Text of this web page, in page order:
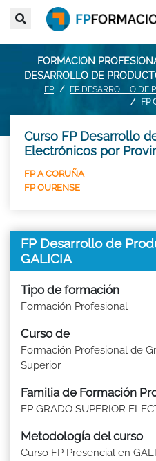
FORMACION
DESARROLLO DE
FP
FP DESARROLLO DE
FP
Curso FP Desarrollo
Electrónicos por
FP A CORUÑA
FP OURENSE
FP Desarrollo de
GALICIA
Tipo de formación
Formación Profesional
Curso de
Formación Profesional de
Superior
Familia de Formación
FP GRADO SUPERIOR
Metodología del curso
Curso FP Presencial en